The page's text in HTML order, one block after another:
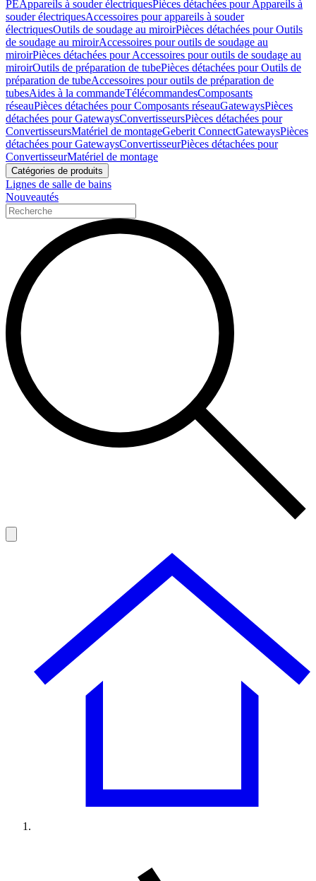
PEAppareils à souder électriquesPièces détachées pour Appareils à
souder électriquesAccessoires pour appareils à souder
électriquesOutils de soudage au miroirPièces détachées pour Outils
de soudage au miroirAccessoires pour outils de soudage au
miroirPièces détachées pour Accessoires pour outils de soudage au
miroirOutils de préparation de tubePièces détachées pour Outils de
préparation de tubeAccessoires pour outils de préparation de
tubesAides à la commandeTélécommandesComposants
réseauPièces détachées pour Composants réseauGatewaysPièces
détachées pour GatewaysConvertisseursPièces détachées pour
ConvertisseursMatériel de montageGeberit ConnectGatewaysPièces
détachées pour GatewaysConvertisseurPièces détachées pour
ConvertisseurMatériel de montage
Catégories de produits
Lignes de salle de bains
Nouveautés